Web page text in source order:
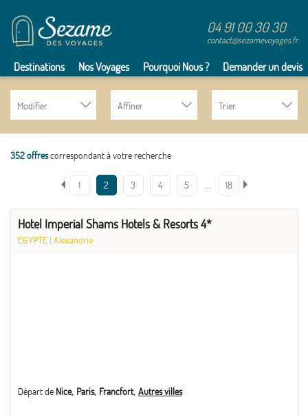
04 91 00 30 30
contact@sezamevoyages.fr
Destinations Nos Voyages Pourquoi Nous ? Demander un devis
Modifier Affiner Trier
352 offrescorrespondant à votre recherche
1 2 3 4 5 … 18
Hotel Imperial Shams Hotels & Resorts 4*
EGYPTE | Alexandrie
Départ de Nice Paris Francfort Autres villes